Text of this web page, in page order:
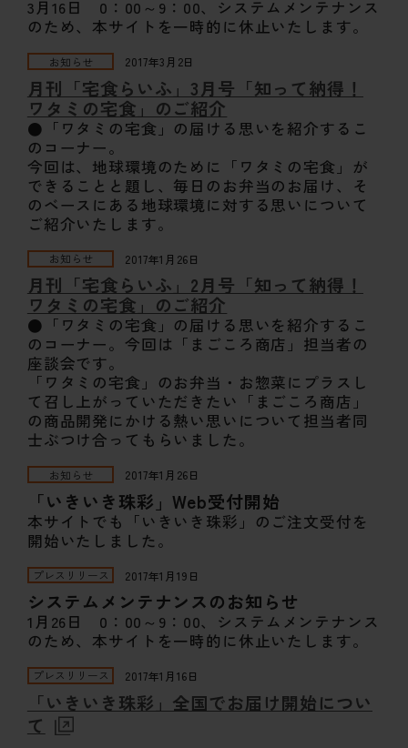
3月16日 0：00～9：00、システムメンテナンス
のため、本サイトを一時的に休止いたします。
お知らせ 2017年3月2日
月刊「宅食らいふ」3月号「知って納得！
ワタミの宅食」のご紹介
●「ワタミの宅食」の届ける思いを紹介するこ
のコーナー。
今回は、地球環境のために「ワタミの宅食」が
できることと題し、毎日のお弁当のお届け、そ
のベースにある地球環境に対する思いについて
ご紹介いたします。
お知らせ 2017年1月26日
月刊「宅食らいふ」2月号「知って納得！
ワタミの宅食」のご紹介
●「ワタミの宅食」の届ける思いを紹介するこ
のコーナー。今回は「まごころ商店」担当者の
座談会です。
「ワタミの宅食」のお弁当・お惣菜にプラスし
て召し上がっていただきたい「まごころ商店」
の商品開発にかける熱い思いについて担当者同
士ぶつけ合ってもらいました。
お知らせ 2017年1月26日
「いきいき珠彩」Web受付開始
本サイトでも「いきいき珠彩」のご注文受付を
開始いたしました。
プレスリリース 2017年1月19日
システムメンテナンスのお知らせ
1月26日 0：00～9：00、システムメンテナンス
のため、本サイトを一時的に休止いたします。
プレスリリース 2017年1月16日
「いきいき珠彩」全国でお届け開始につい
て